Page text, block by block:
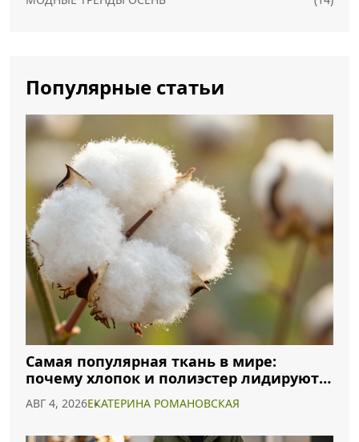
Популярные статьи
Самая популярная ткань в мире:
почему хлопок и полиэстер лидируют в
АВГ 4, 2026ЕКАТЕРИНА РОМАНОВСКАЯ